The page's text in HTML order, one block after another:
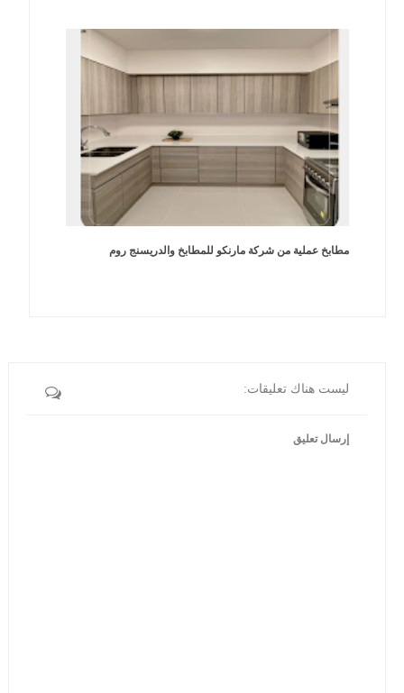
مطابخ عملية من شركة مارنكو للمطابخ والدريسنج روم
ليست هناك تعليقات:
إرسال تعليق